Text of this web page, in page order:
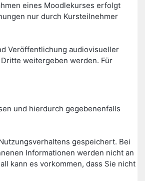
eines Moodlekurses erfolgt
nur durch Kursteilnehmer
Veröffentlichung audiovisueller
weitergeben werden. Für
und hierdurch gegebenenfalls
gespeichert. Bei
Informationen werden nicht an
kann es vorkommen, dass Sie nicht